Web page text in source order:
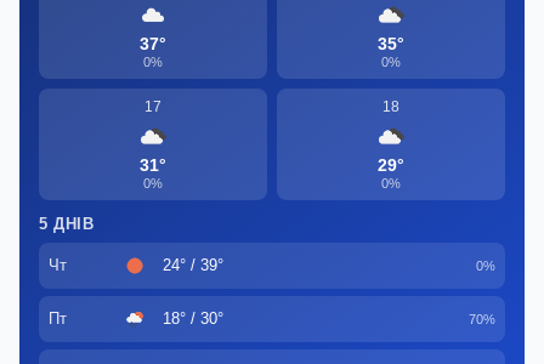
37°
0%
35°
0%
17
31°
0%
18
29°
0%
5 ДНІВ
Чт 24° / 39° 0%
Пт 18° / 30° 70%